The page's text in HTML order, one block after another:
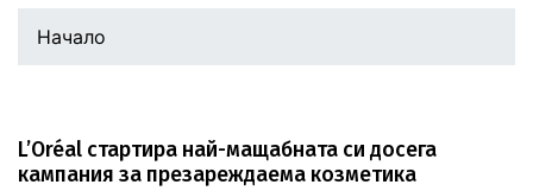
Начало
L’Oréal стартира най-мащабната си досега
кампания за презареждаема козметика